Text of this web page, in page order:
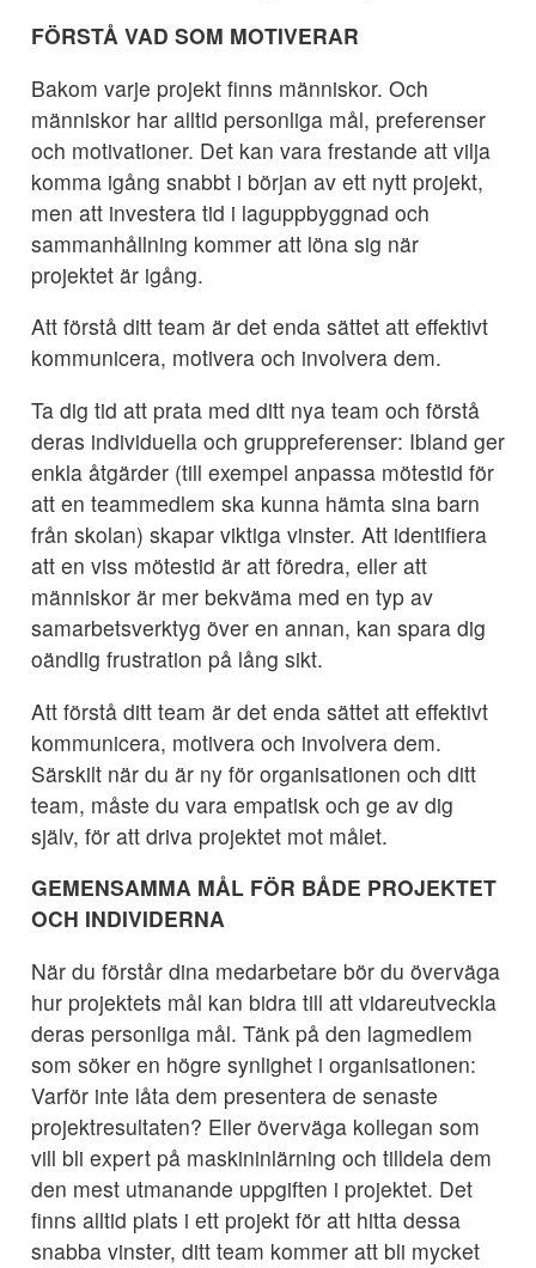
FÖRSTÅ VAD SOM MOTIVERAR
Bakom varje projekt finns människor. Och
människor har alltid personliga mål, preferenser
och motivationer. Det kan vara frestande att vilja
komma igång snabbt i början av ett nytt projekt,
men att investera tid i laguppbyggnad och
sammanhållning kommer att löna sig när
projektet är igång.
Att förstå ditt team är det enda sättet att effektivt
kommunicera, motivera och involvera dem.
Ta dig tid att prata med ditt nya team och förstå
deras individuella och gruppreferenser: Ibland ger
enkla åtgärder (till exempel anpassa mötestid för
att en teammedlem ska kunna hämta sina barn
från skolan) skapar viktiga vinster. Att identifiera
att en viss mötestid är att föredra, eller att
människor är mer bekväma med en typ av
samarbetsverktyg över en annan, kan spara dig
oändlig frustration på lång sikt.
Att förstå ditt team är det enda sättet att effektivt
kommunicera, motivera och involvera dem.
Särskilt när du är ny för organisationen och ditt
team, måste du vara empatisk och ge av dig
själv, för att driva projektet mot målet.
GEMENSAMMA MÅL FÖR BÅDE PROJEKTET
OCH INDIVIDERNA
När du förstår dina medarbetare bör du överväga
hur projektets mål kan bidra till att vidareutveckla
deras personliga mål. Tänk på den lagmedlem
som söker en högre synlighet i organisationen:
Varför inte låta dem presentera de senaste
projektresultaten? Eller överväga kollegan som
vill bli expert på maskininlärning och tilldela dem
den mest utmanande uppgiften i projektet. Det
finns alltid plats i ett projekt för att hitta dessa
snabba vinster, ditt team kommer att bli mycket